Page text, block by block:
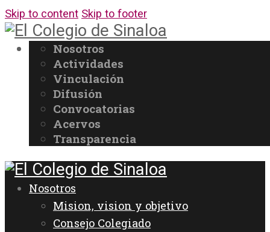
Skip to content Skip to footer
Nosotros
Actividades
Vinculación
Difusión
Convocatorias
Acervos
Transparencia
Nosotros
Mision, vision y objetivo
Consejo Colegiado